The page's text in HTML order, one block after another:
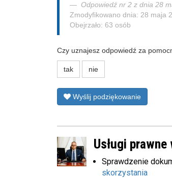
Odpowiedź nr 2 z dnia 28
Zmodyfikowano dnia: 28 maja
Obejrzało: 63 osób
Czy uznajesz odpowiedź za
tak nie
Wyślij podziękowanie
Usługi
Sprawdzenie
skorzystania